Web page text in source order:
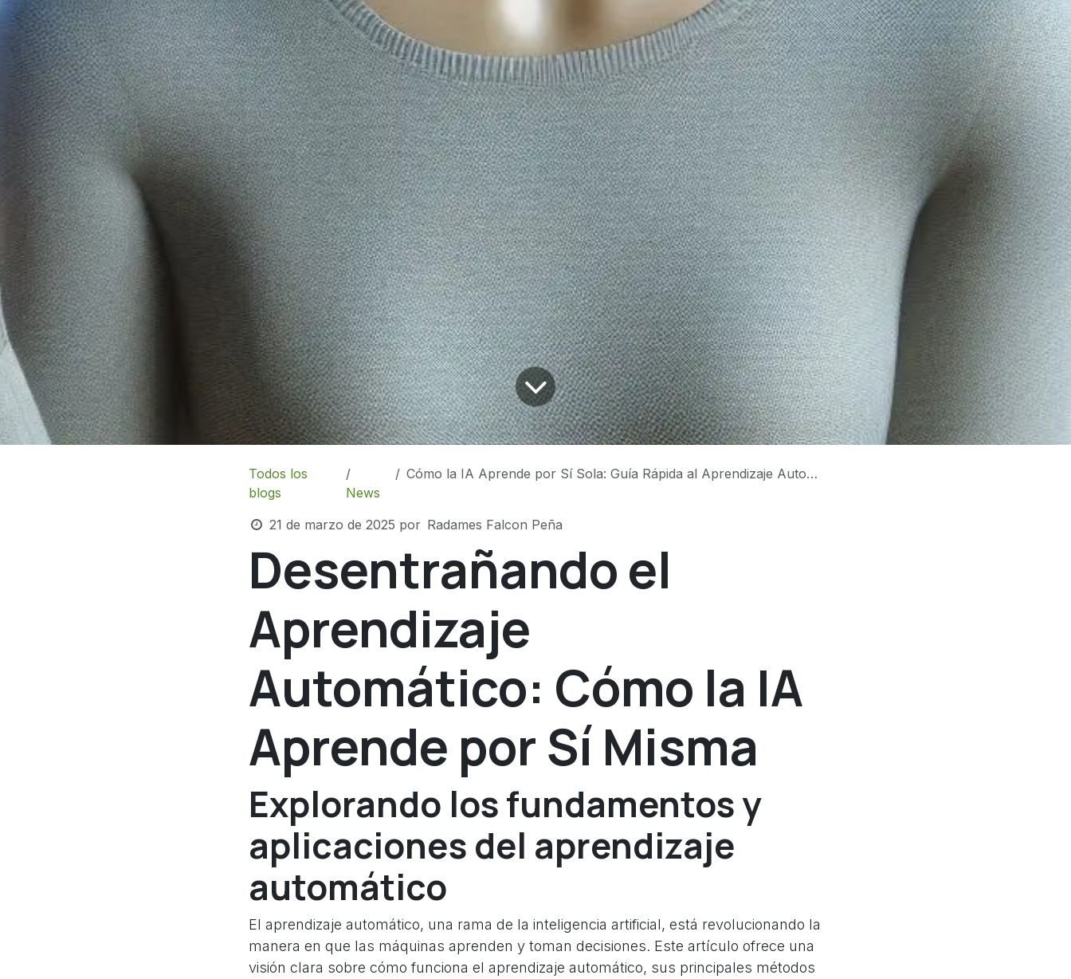
Todos los
blogs
News
Cómo la IA Aprende por Sí Sola: Guía Rápida al Aprendizaje Automático
21 de marzo de 2025 por Radames Falcon Peña
Desentrañando el
Aprendizaje
Automático: Cómo la IA
Aprende por Sí Misma
Explorando los fundamentos y
aplicaciones del aprendizaje
automático
El aprendizaje automático, una rama de la inteligencia artificial, está revolucionando la
manera en que las máquinas aprenden y toman decisiones. Este artículo ofrece una
visión clara sobre cómo funciona el aprendizaje automático, sus principales métodos